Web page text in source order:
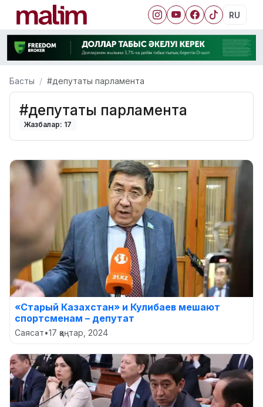
RU
Басты #депутаты парламента
#депутаты парламента
Жазбалар: 17
«Старый Казахстан» и Кулибаев мешают
спортсменам – депутат
Саясат•17 қаңтар, 2024